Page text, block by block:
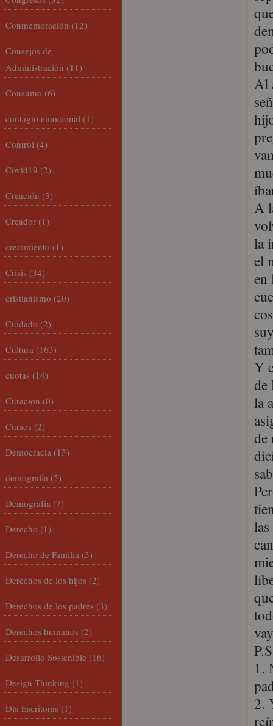
Al
A
la
el
en
Y
de
la
de
1.
2.
Conmemoración (12)
Consejos de
Administración (11)
Consumo (6)
contagio emocional (1)
Control (4)
Covid19 (2)
Creación (3)
Creador (1)
crecimiento (1)
Crisis (34)
cristianismo (20)
Cuidado (2)
Cultura (163)
cuotas (14)
Curación (0)
Cursos (2)
Democracia (13)
demografia (5)
Demografía (7)
Derecho (1)
Derecho de Familia (5)
Derechos de los hijos (2)
Derechos de los padres (3)
Derechos humanos (2)
Desarrollo Sostenible (16)
Design Thinking (1)
Día Escritoras (1)